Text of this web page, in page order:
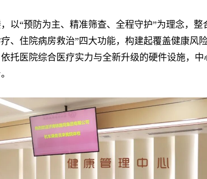
“预防为主、精准筛查、全程守护”为理念，整
、住院病房救治”四大功能，构建起覆盖健康风
托医院综合医疗实力与全新升级的硬件设施，中